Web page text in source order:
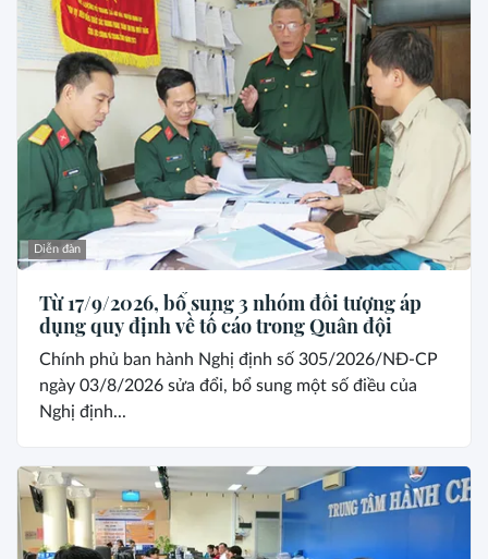
Diễn đàn
Từ 17/9/2026, bổ sung 3 nhóm đối tượng áp
dụng quy định về tố cáo trong Quân đội
Chính phủ ban hành Nghị định số 305/2026/NĐ-CP
ngày 03/8/2026 sửa đổi, bổ sung một số điều của
Nghị định...